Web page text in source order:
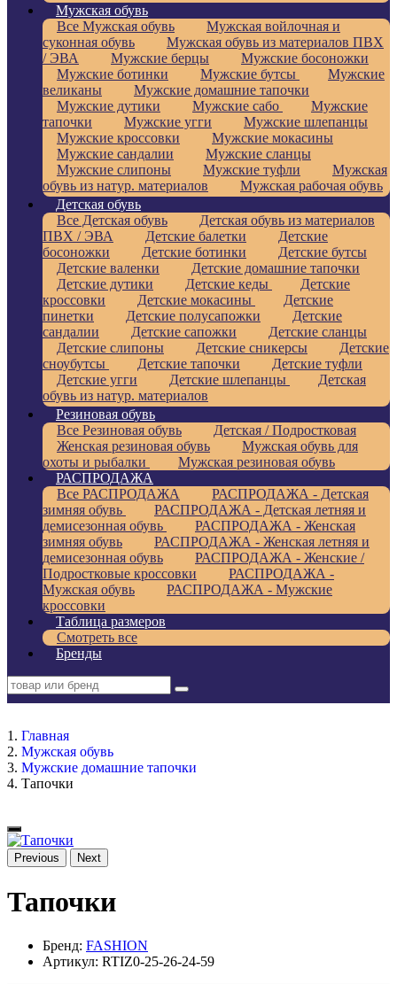
Мужская обувь
Все Мужская обувь
Мужская войлочная и
суконная обувь
Мужская обувь из материалов ПВХ
/ ЭВА
Мужские берцы
Мужские босоножки
Мужские ботинки
Мужские бутсы
Мужские
великаны
Мужские домашние тапочки
Мужские дутики
Мужские сабо
Мужские
тапочки
Мужские угги
Мужские шлепанцы
Мужские кроссовки
Мужские мокасины
Мужские сандалии
Мужские сланцы
Мужские слипоны
Мужские туфли
Мужская
обувь из натур. материалов
Мужская рабочая обувь
Детская обувь
Все Детская обувь
Детская обувь из материалов
ПВХ / ЭВА
Детские балетки
Детские
босоножки
Детские ботинки
Детские бутсы
Детские валенки
Детские домашние тапочки
Детские дутики
Детские кеды
Детские
кроссовки
Детские мокасины
Детские
пинетки
Детские полусапожки
Детские
сандалии
Детские сапожки
Детские сланцы
Детские слипоны
Детские сникерсы
Детские
сноубутсы
Детские тапочки
Детские туфли
Детские угги
Детские шлепанцы
Детская
обувь из натур. материалов
Резиновая обувь
Все Резиновая обувь
Детская / Подростковая
Женская резиновая обувь
Мужская обувь для
охоты и рыбалки
Мужская резиновая обувь
РАСПРОДАЖА
Все РАСПРОДАЖА
РАСПРОДАЖА - Детская
зимняя обувь
РАСПРОДАЖА - Детская летняя и
демисезонная обувь
РАСПРОДАЖА - Женская
зимняя обувь
РАСПРОДАЖА - Женская летняя и
демисезонная обувь
РАСПРОДАЖА - Женские /
Подростковые кроссовки
РАСПРОДАЖА -
Мужская обувь
РАСПРОДАЖА - Мужские
кроссовки
Таблица размеров
Смотреть все
Бренды
Главная
Мужская обувь
Мужские домашние тапочки
Тапочки
Previous Next
Тапочки
Бренд: FASHION
Артикул: RTIZ0-25-26-24-59